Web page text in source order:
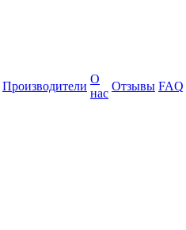
Производители
О
нас
Отзывы FAQ